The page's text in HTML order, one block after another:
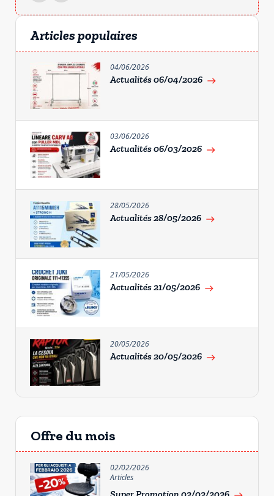
Articles populaires
04/06/2026
Actualités 06/04/2026 east
03/06/2026
Actualités 06/03/2026 east
28/05/2026
Actualités 28/05/2026 east
21/05/2026
Actualités 21/05/2026 east
20/05/2026
Actualités 20/05/2026 east
Offre du mois
02/02/2026
Articles